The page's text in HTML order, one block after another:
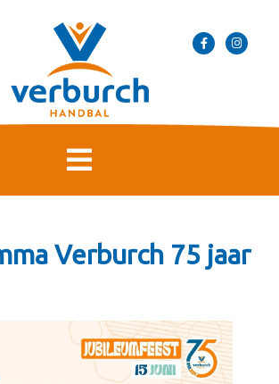
Verburch 75 jaar